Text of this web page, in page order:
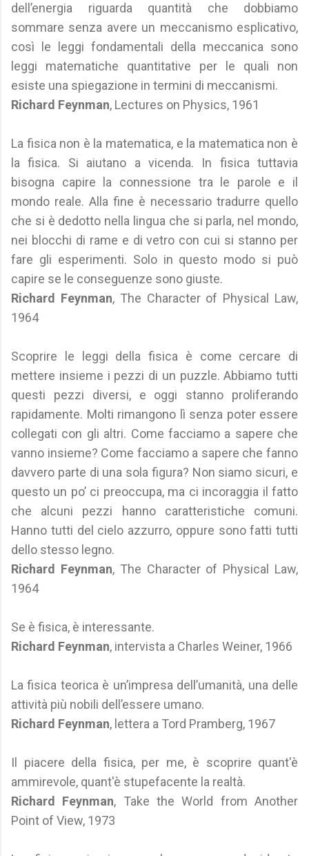
dell’energia riguarda quantità che dobbiamo
sommare senza avere un meccanismo esplicativo,
così le leggi fondamentali della meccanica sono
leggi matematiche quantitative per le quali non
esiste una spiegazione in termini di meccanismi.
Richard Feynman, Lectures on Physics, 1961
La fisica non è la matematica, e la matematica non è
la fisica. Si aiutano a vicenda. In fisica tuttavia
bisogna capire la connessione tra le parole e il
mondo reale. Alla fine è necessario tradurre quello
che si è dedotto nella lingua che si parla, nel mondo,
nei blocchi di rame e di vetro con cui si stanno per
fare gli esperimenti. Solo in questo modo si può
capire se le conseguenze sono giuste.
Richard Feynman, The Character of Physical Law,
1964
Scoprire le leggi della fisica è come cercare di
mettere insieme i pezzi di un puzzle. Abbiamo tutti
questi pezzi diversi, e oggi stanno proliferando
rapidamente. Molti rimangono lì senza poter essere
collegati con gli altri. Come facciamo a sapere che
vanno insieme? Come facciamo a sapere che fanno
davvero parte di una sola figura? Non siamo sicuri, e
questo un po’ ci preoccupa, ma ci incoraggia il fatto
che alcuni pezzi hanno caratteristiche comuni.
Hanno tutti del cielo azzurro, oppure sono fatti tutti
dello stesso legno.
Richard Feynman, The Character of Physical Law,
1964
Se è fisica, è interessante.
Richard Feynman, intervista a Charles Weiner, 1966
La fisica teorica è un’impresa dell’umanità, una delle
attività più nobili dell’essere umano.
Richard Feynman, lettera a Tord Pramberg, 1967
Il piacere della fisica, per me, è scoprire quant'è
ammirevole, quant'è stupefacente la realtà.
Richard Feynman, Take the World from Another
Point of View, 1973